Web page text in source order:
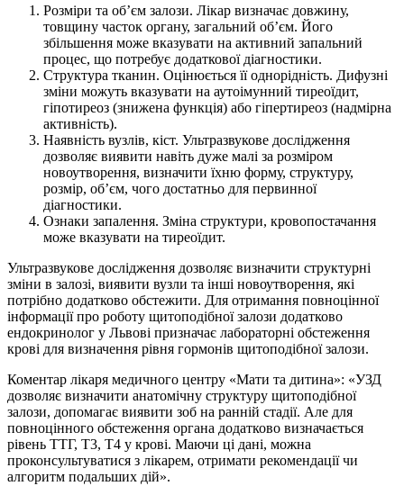
Розміри та об’єм залози. Лікар визначає довжину,
товщину часток органу, загальний об’єм. Його
збільшення може вказувати на активний запальний
процес, що потребує додаткової діагностики.
Структура тканин. Оцінюється її однорідність. Дифузні
зміни можуть вказувати на аутоімунний тиреоїдит,
гіпотиреоз (знижена функція) або гіпертиреоз (надмірна
активність).
Наявність вузлів, кіст. Ультразвукове дослідження
дозволяє виявити навіть дуже малі за розміром
новоутворення, визначити їхню форму, структуру,
розмір, об’єм, чого достатньо для первинної
діагностики.
Ознаки запалення. Зміна структури, кровопостачання
може вказувати на тиреоїдит.
Ультразвукове дослідження дозволяє визначити структурні
зміни в залозі, виявити вузли та інші новоутворення, які
потрібно додатково обстежити. Для отримання повноцінної
інформації про роботу щитоподібної залози додатково
ендокринолог у Львові призначає лабораторні обстеження
крові для визначення рівня гормонів щитоподібної залози.
Коментар лікаря медичного центру «Мати та дитина»: «УЗД
дозволяє визначити анатомічну структуру щитоподібної
залози, допомагає виявити зоб на ранній стадії. Але для
повноцінного обстеження органа додатково визначається
рівень ТТГ, Т3, Т4 у крові. Маючи ці дані, можна
проконсультуватися з лікарем, отримати рекомендації чи
алгоритм подальших дій».